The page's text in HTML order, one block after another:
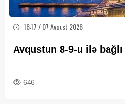
16:17 / 07 Avqust 2026
Avqustun 8-9-u ilə bağlı
646